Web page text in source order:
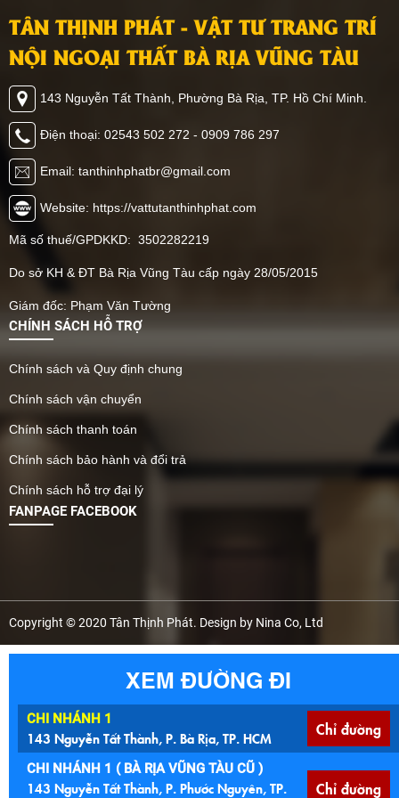
khác mà bạn không thể
ngờ đến. Hãy cùng Tân
Thịnh Phát khám phá
ngay vật liệu này có thể
ứng dụng như thế nào
nhé.
giúp bạn có thêm ý tưởng
trang trí không gian nhà
mình, cùng tham khảo
TÂN THỊNH PHÁT - VẬT TƯ TRANG TRÍ
NỘI NGOẠI THẤT BÀ RỊA VŨNG TÀU
143 Nguyễn Tất Thành, Phường Bà Rịa, TP. Hồ Chí Minh.
Điện thoại: 02543 502 272 - 0909 786 297
Email: tanthinhphatbr@gmail.com
Website: https://vattutanthinhphat.com
Mã số thuế/GPDKKD: 3502282219
Do sở KH & ĐT Bà Rịa Vũng Tàu cấp ngày 28/05/2015
Giám đốc: Phạm Văn Tường
CHÍNH SÁCH HỖ TRỢ
Chính sách và Quy định chung
Chính sách vận chuyển
Chính sách thanh toán
Chính sách bảo hành và đổi trả
Chính sách hỗ trợ đại lý
FANPAGE FACEBOOK
Copyright © 2020 Tân Thịnh Phát. Design by Nina Co, Ltd
XEM ĐƯỜNG ĐI
CHI NHÁNH 1
143 Nguyễn Tất Thành, P. Bà Rịa, TP. HCM Chỉ đường
CHI NHÁNH 1 ( BÀ RỊA VŨNG TÀU CŨ )
143 Nguyễn Tất Thành, P. Phước Nguyên, TP.
Chỉ đường